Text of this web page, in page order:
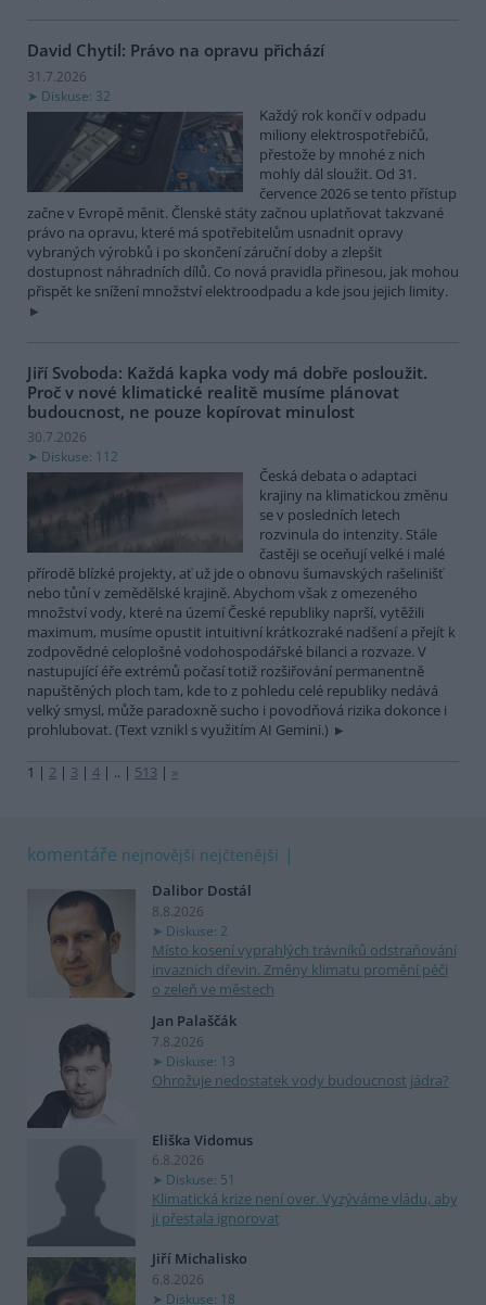
David Chytil: Právo na opravu přichází
31.7.2026
Diskuse: 32
Každý rok končí v odpadu
miliony elektrospotřebičů,
přestože by mnohé z nich
mohly dál sloužit. Od 31.
července 2026 se tento přístup
začne v Evropě měnit. Členské státy začnou uplatňovat takzvané
právo na opravu, které má spotřebitelům usnadnit opravy
vybraných výrobků i po skončení záruční doby a zlepšit
dostupnost náhradních dílů. Co nová pravidla přinesou, jak mohou
přispět ke snížení množství elektroodpadu a kde jsou jejich limity.
Jiří Svoboda: Každá kapka vody má dobře posloužit.
Proč v nové klimatické realitě musíme plánovat
budoucnost, ne pouze kopírovat minulost
30.7.2026
Diskuse: 112
Česká debata o adaptaci
krajiny na klimatickou změnu
se v posledních letech
rozvinula do intenzity. Stále
častěji se oceňují velké i malé
přírodě blízké projekty, ať už jde o obnovu šumavských rašelinišť
nebo tůní v zemědělské krajině. Abychom však z omezeného
množství vody, které na území České republiky naprší, vytěžili
maximum, musíme opustit intuitivní krátkozraké nadšení a přejít k
zodpovědné celoplošné vodohospodářské bilanci a rozvaze. V
nastupující éře extrémů počasí totiž rozšiřování permanentně
napuštěných ploch tam, kde to z pohledu celé republiky nedává
velký smysl, může paradoxně sucho i povodňová rizika dokonce i
prohlubovat. (Text vznikl s využitím AI Gemini.)
1 | 2 | 3 | 4 | .. | 513 | »
komentáře nejnovější nejčtenější
Dalibor Dostál
8.8.2026
Diskuse: 2
Místo kosení vyprahlých trávníků odstraňování
invazních dřevin. Změny klimatu promění péči
o zeleň ve městech
Jan Palaščák
7.8.2026
Diskuse: 13
Ohrožuje nedostatek vody budoucnost jádra?
Eliška Vidomus
6.8.2026
Diskuse: 51
Klimatická krize není over. Vyzýváme vládu, aby
ji přestala ignorovat
Jiří Michalisko
6.8.2026
Diskuse: 18